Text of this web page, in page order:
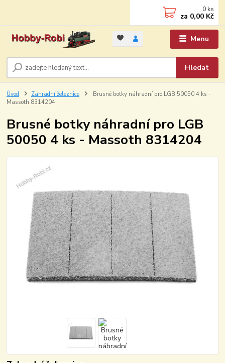
Menu
Hledat
0 ks
za 0,00 Kč
Úvod Zahradní železnice
Brusné botky náhradní pro LGB 50050 4 ks -
Massoth 8314204
Brusné botky náhradní pro LGB
50050 4 ks - Massoth 8314204